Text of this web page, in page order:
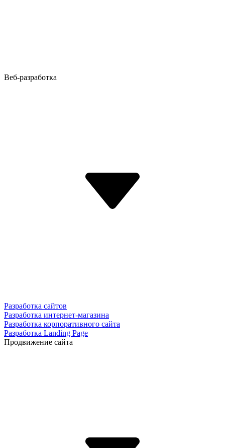
Веб-разработка
Разработка сайтов
Разработка интернет-магазина
Разработка корпоративного сайта
Разработка Landing Page
Продвижение сайта